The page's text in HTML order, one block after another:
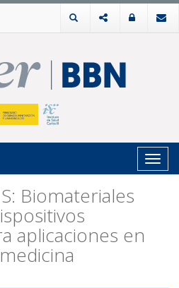
Biomateriales
aplicaciones en